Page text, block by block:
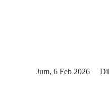
Jum, 6 Feb 2026